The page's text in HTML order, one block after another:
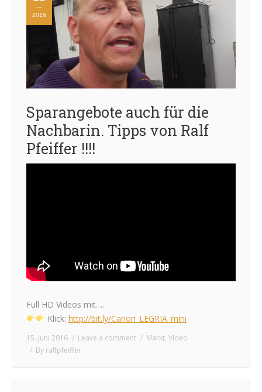
2016
Sparangebote auch für die
Nachbarin. Tipps von Ralf
Pfeiffer !!!!
Full HD Videos mit….
Klick: http://bit.ly/Canon_LEGRIA_mini
15. Juni 2016 Leave a comment Markt, Video
By ralfpfeiffer